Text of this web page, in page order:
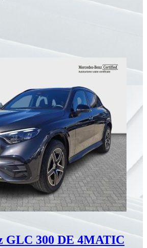
GLC 300 DE 4MATIC